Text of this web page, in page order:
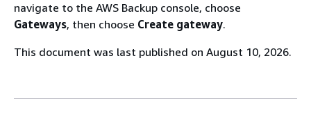
navigate to the AWS Backup console, choose
Gateways, then choose Create gateway.
This document was last published on August 10, 2026.